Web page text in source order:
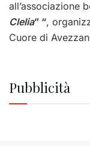
all’associazione
Clelia” “,
Cuore di
Pubblicità